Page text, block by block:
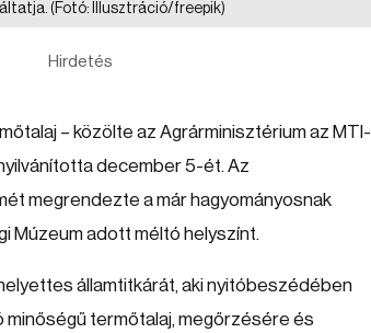
(Fotó: Illusztráció/freepik)
Hirdetés
– közölte az Agrárminisztérium az MTI-
december 5-ét. Az
megrendezte a már hagyományosnak
Múzeum adott méltó helyszínt.
államtitkárát, aki nyitóbeszédében
minőségű termőtalaj, megőrzésére és